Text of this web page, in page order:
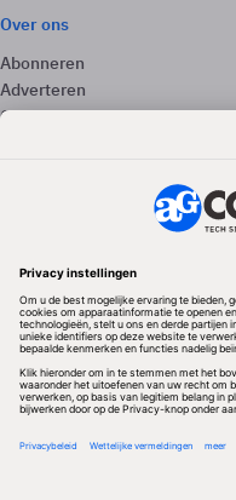
Over ons
Abonneren
Adverteren
Contact
Redactionele partner